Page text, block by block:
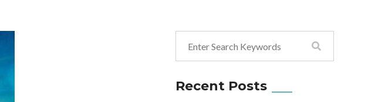
Recent Posts